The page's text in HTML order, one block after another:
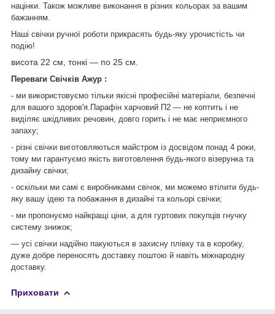
націнки. Також можливе виконання в різних кольорах за вашим
бажанням.
Наші свічки ручної роботи прикрасять будь-яку урочистість чи
подію!
висота 22 см, тонкі — по 25 см.
Переваги Свічків Ажур :
- ми використовуємо тільки якісні професійні матеріали, безпечні
для вашого здоров'я.Парафін харчовий П2 — не коптить і не
виділяє шкідливих речовин, довго горить і не має неприємного
запаху;
- різні свічки виготовляються майстром із досвідом понад 4 роки,
тому ми гарантуємо якість виготовлення будь-якого візерунка та
дизайну свічки;
- оскільки ми самі є виробниками свічок, ми можемо втілити будь-
яку вашу ідею та побажання в дизайні та кольорі свічки;
- ми пропонуємо найкращі ціни, а для гуртових покупців гнучку
систему знижок;
— усі свічки надійно пакуються в захисну плівку та в коробку,
дуже добре переносять доставку поштою й навіть міжнародну
доставку.
Приховати